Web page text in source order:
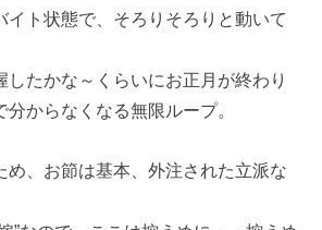
イト状態で、そろりそろりと動いて
したかな～くらいにお正月が終わり
からなくなる無限ループ。
め、お節は基本、外注された立派な